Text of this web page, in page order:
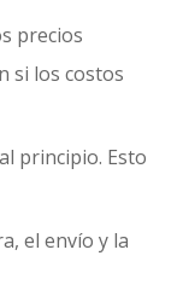
precios
si los costos
principio. Esto
el envío y la